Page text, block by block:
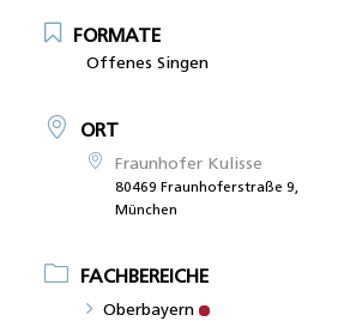
FORMATE
Offenes Singen
ORT
Fraunhofer Kulisse
80469 Fraunhoferstraße 9,
München
FACHBEREICHE
Oberbayern